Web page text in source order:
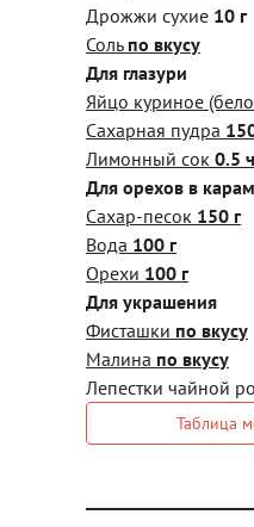
Дрожжи сухие 10 г
Соль по вкусу
Для глазури
Яйцо куриное
Сахарная пудра
Лимонный сок 0.5
Для орехов в
Сахар-песок 150 г
Вода 100 г
Орехи 100 г
Для украшения
Фисташки по вкусу
Малина по вкусу
Лепестки чайной
Таблица